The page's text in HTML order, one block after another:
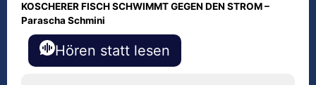
KOSCHERER FISCH SCHWIMMT GEGEN DEN STROM –
Parascha Schmini
Hören statt lesen